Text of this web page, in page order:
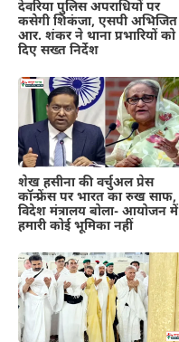
देवरिया पुलिस अपराधियों पर
कसेगी शिकंजा, एसपी अभिजित
आर. शंकर ने थाना प्रभारियों को
दिए सख्त निर्देश
शेख हसीना की वर्चुअल प्रेस
कॉन्फ्रेंस पर भारत का रुख साफ,
विदेश मंत्रालय बोला- आयोजन में
हमारी कोई भूमिका नहीं